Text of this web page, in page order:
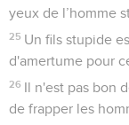
yeux de l’homme
25 Un fils stupide
d'amertume pour
26 Il n'est pas bon
de frapper les